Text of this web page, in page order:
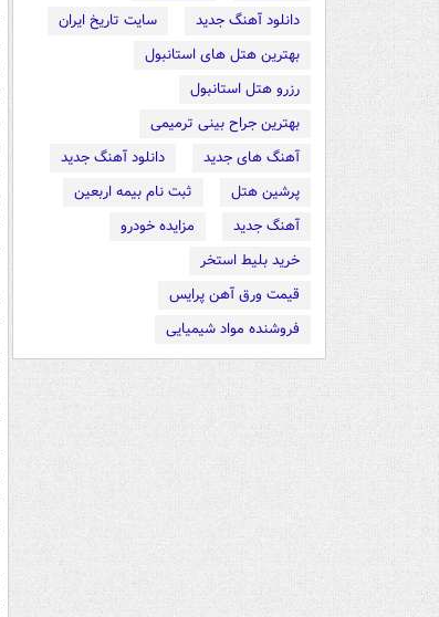
دانلود آهنگ جدید
سایت تاریخ ایران
بهترین هتل های استانبول
رزرو هتل استانبول
بهترین جراح بینی ترمیمی
آهنگ های جدید
دانلود آهنگ جدید
پرشین هتل
ثبت نام بیمه اربعین
آهنگ جدید
مزایده خودرو
خرید بلیط استخر
قیمت ورق آهن پرایس
فروشنده مواد شیمیایی